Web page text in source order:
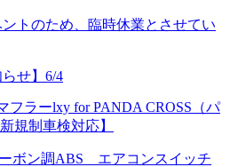
トのため、臨時休業とさせてい
らせ】6/4
フラーlxy for PANDA CROSS（パ
規制車検対応】
ボン調ABS エアコンスイッチ